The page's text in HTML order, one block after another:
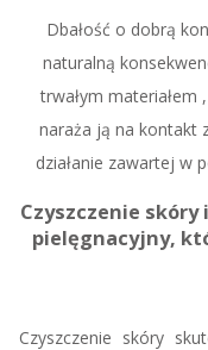
Dbałość o dobrą
naturalną
trwałym
naraża ją na kontakt
działanie zawartej w
Czyszczenie
pielęgnacyjny,
Czyszczenie skóry